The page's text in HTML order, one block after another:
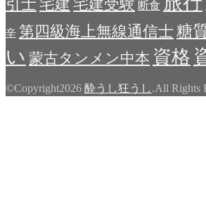
引士 宅建 宅建受験 断食
辛 第四級海上無線通信士 糖
い 蒙古タンメン中本 資格
©Copyright2026 酔うし狂うし.All Rights